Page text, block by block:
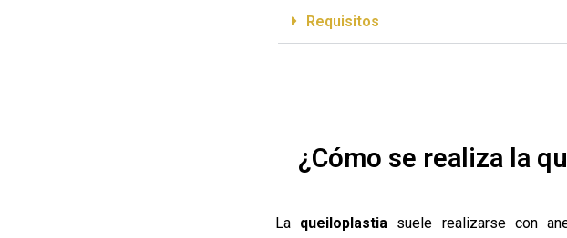
Requisitos
¿Cómo se realiza la
Laqueiloplastia suele realizarse con